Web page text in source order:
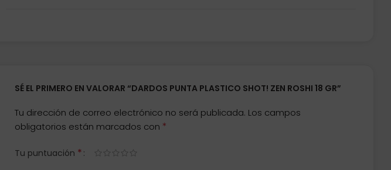
SÉ EL PRIMERO EN VALORAR “DARDOS PUNTA PLASTICO SHOT! ZEN ROSHI 18 GR”
Tu dirección de correo electrónico no será publicada. Los campos
obligatorios están marcados con *
Tu puntuación *